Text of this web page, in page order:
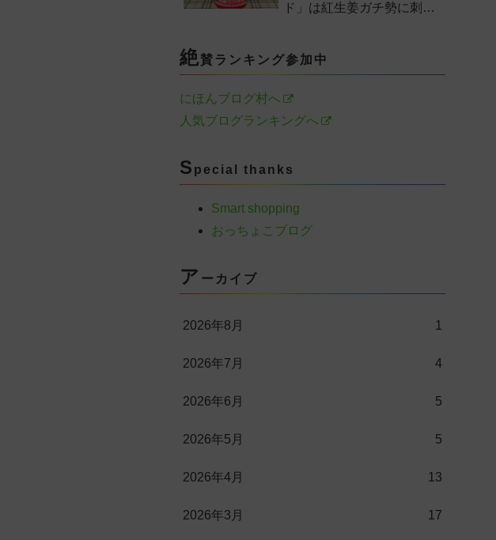
ド」は紅生姜ガチ勢に刺さ
絶賛ランキング参加中
にほんブログ村へ
人気ブログランキングへ
S pecial thanks
Smart shopping
おっちょこブログ
ア ーカイブ
2026年8月 1
2026年7月 4
2026年6月 5
2026年5月 5
2026年4月 13
2026年3月 17